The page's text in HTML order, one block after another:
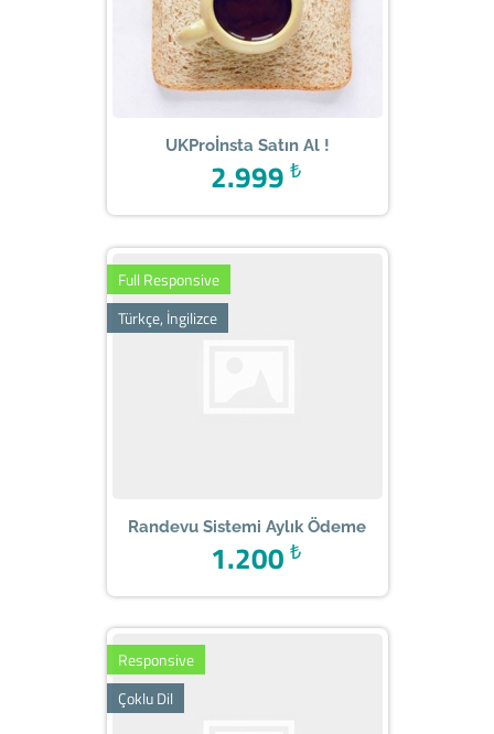
UKProİnsta Satın Al !
₺
2.999
Full Responsive
Türkçe, İngilizce
Randevu Sistemi Aylık Ödeme
₺
1.200
Responsive
Çoklu Dil